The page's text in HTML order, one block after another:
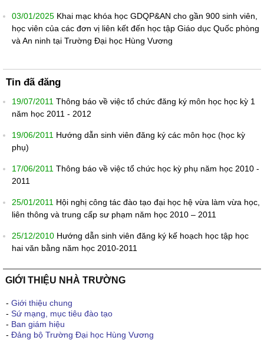
03/01/2025 Khai mạc khóa học GDQP&AN cho gần 900 sinh viên,
học viên của các đơn vị liên kết đến học tập Giáo dục Quốc phòng
và An ninh tại Trường Đại học Hùng Vương
Tin đã đăng
19/07/2011 Thông báo về việc tổ chức đăng ký môn học học kỳ 1
năm học 2011 - 2012
19/06/2011 Hướng dẫn sinh viên đăng ký các môn học (học kỳ
phụ)
17/06/2011 Thông báo về việc tổ chức học kỳ phụ năm học 2010 -
2011
25/01/2011 Hội nghị công tác đào tạo đại học hệ vừa làm vừa học,
liên thông và trung cấp sư phạm năm học 2010 – 2011
25/12/2010 Hướng dẫn sinh viên đăng ký kế hoạch học tập học
hai văn bằng năm học 2010-2011
GIỚI THIỆU NHÀ TRƯỜNG
- Giới thiệu chung
- Sứ mạng, mục tiêu đào tạo
- Ban giám hiệu
- Đảng bộ Trường Đại học Hùng Vương